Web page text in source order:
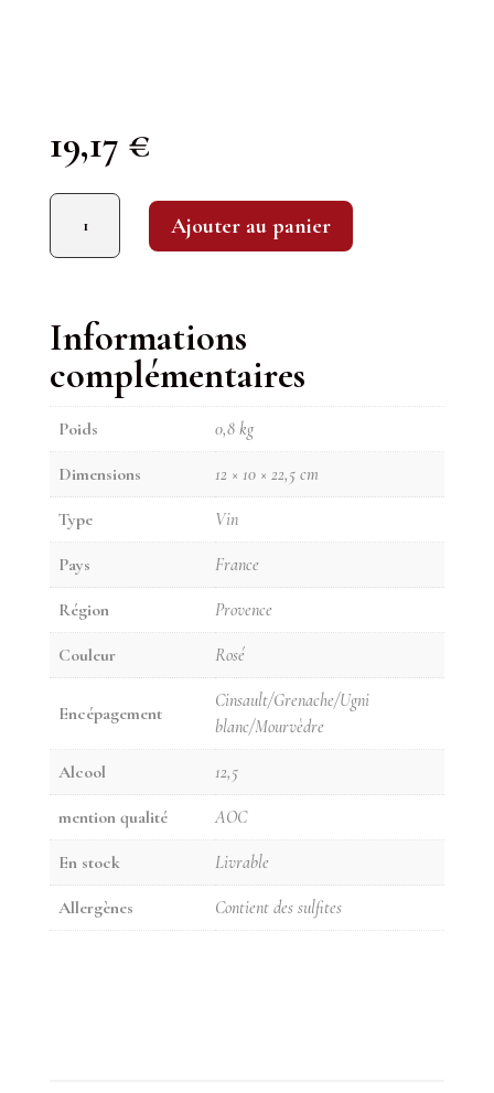
19,17 €
quantité de Château Peyrassol 2023
Ajouter au panier
Informations
complémentaires
Poids 0,8 kg
Dimensions 12 × 10 × 22,5 cm
Type Vin
Pays France
Région Provence
Couleur Rosé
Encépagement
Cinsault/Grenache/Ugni
blanc/Mourvèdre
Alcool 12,5
mention qualité AOC
En stock Livrable
Allergènes Contient des sulfites